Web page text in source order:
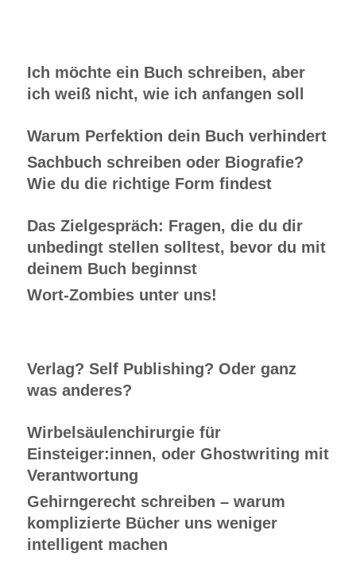
Ich möchte ein Buch schreiben, aber
ich weiß nicht, wie ich anfangen soll
Warum Perfektion dein Buch verhindert
Sachbuch schreiben oder Biografie?
Wie du die richtige Form findest
Das Zielgespräch: Fragen, die du dir
unbedingt stellen solltest, bevor du mit
deinem Buch beginnst
Wort-Zombies unter uns!
Verlag? Self Publishing? Oder ganz
was anderes?
Wirbelsäulenchirurgie für
Einsteiger:innen, oder Ghostwriting mit
Verantwortung
Gehirngerecht schreiben – warum
komplizierte Bücher uns weniger
intelligent machen